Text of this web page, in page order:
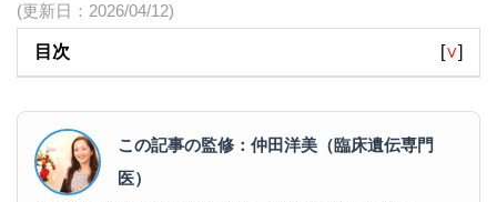
(更新日：2026/04/12)
目次 [∨]
この記事の監修：仲田洋美（臨床遺伝専門
医）